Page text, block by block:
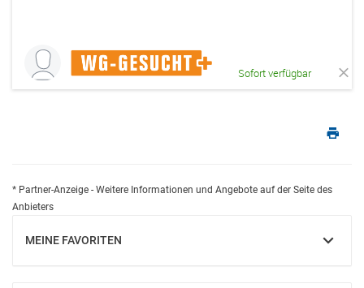
Sofort verfügbar
* Partner-Anzeige - Weitere Informationen und Angebote auf der Seite des
Anbieters
MEINE FAVORITEN
EINBLENDEN